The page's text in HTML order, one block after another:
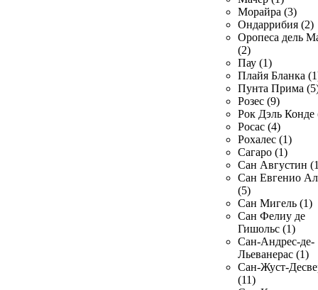
Морайра (3)
Ондаррибия (2)
Оропеса дель
(2)
Пау (1)
Плайя Бланка
Пунта Прима
Розес (9)
Рок Дэль Конде
Росас (4)
Рохалес (1)
Сагаро (1)
Сан Августин
Сан Евгенио
(5)
Сан Мигель (1)
Сан Фелиу де
Гишольс (1)
Сан-Андрес-де-
Льеванерас (1)
Сан-Жуст-
(11)